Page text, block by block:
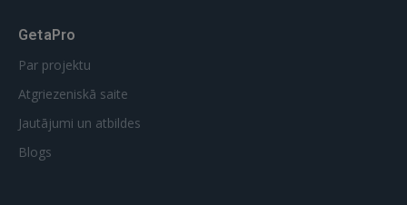
GetaPro
Par projektu
Atgriezeniskā saite
Jautājumi un atbildes
Blogs